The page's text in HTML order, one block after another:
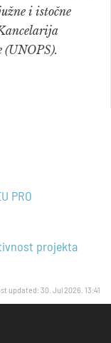
i istočne
(UNOPS).
PRO
projekta
updated: 30. Jul 2026. 13:41